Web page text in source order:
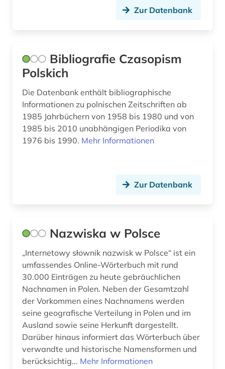
Zur Datenbank
Bibliografie Czasopism
Polskich
Die Datenbank enthält bibliographische
Informationen zu polnischen Zeitschriften ab
1985 Jahrbüchern von 1958 bis 1980 und von
1985 bis 2010 unabhängigen Periodika von
1976 bis 1990. Mehr Informationen
Zur Datenbank
Nazwiska w Polsce
„Internetowy słownik nazwisk w Polsce“ ist ein
umfassendes Online-Wörterbuch mit rund
30.000 Einträgen zu heute gebräuchlichen
Nachnamen in Polen. Neben der Gesamtzahl
der Vorkommen eines Nachnamens werden
seine geografische Verteilung in Polen und im
Ausland sowie seine Herkunft dargestellt.
Darüber hinaus informiert das Wörterbuch über
verwandte und historische Namensformen und
berücksichtig... Mehr Informationen